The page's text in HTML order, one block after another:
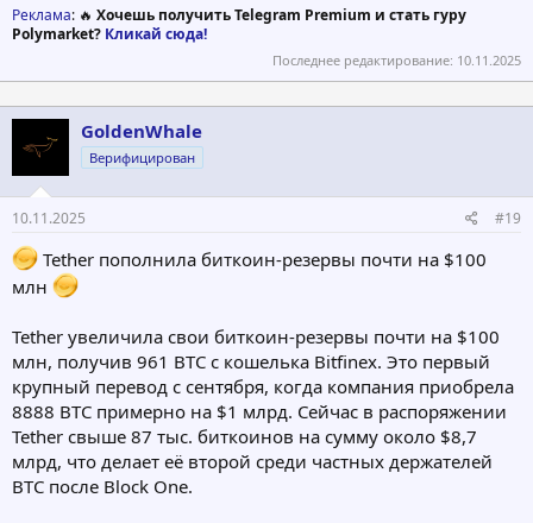
Реклама: 🔥 Хочешь получить Telegram Premium и стать гуру
Polymarket? Кликай сюда!
Последнее редактирование: 10.11.2025
GoldenWhale
Верифицирован
10.11.2025 #19
Tether пополнила биткоин-резервы почти на $100
млн
Tether увеличила свои биткоин-резервы почти на $100
млн, получив 961 BTC с кошелька Bitfinex. Это первый
крупный перевод с сентября, когда компания приобрела
8888 BTC примерно на $1 млрд. Сейчас в распоряжении
Tether свыше 87 тыс. биткоинов на сумму около $8,7
млрд, что делает её второй среди частных держателей
BTC после Block One.